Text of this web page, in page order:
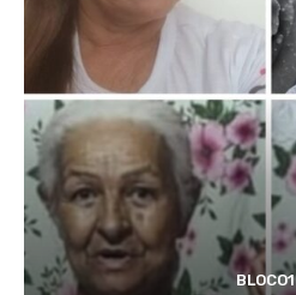
BLOCO1